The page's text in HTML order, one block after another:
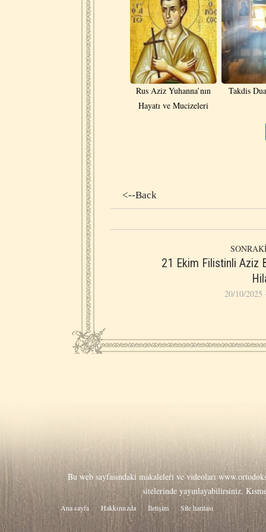
Rus Aziz Yuhanna’nın
Hayatı ve Mucizeleri
Takdis
<--Back
21 Ekim Filistinli Aziz
20/10/2025
Bu web sayfasındaki makaleleri ve videoları
sitelerinde yayınlayabilirsiniz.
Ana sayfa Hakkιmιzda İletişim Site haritası